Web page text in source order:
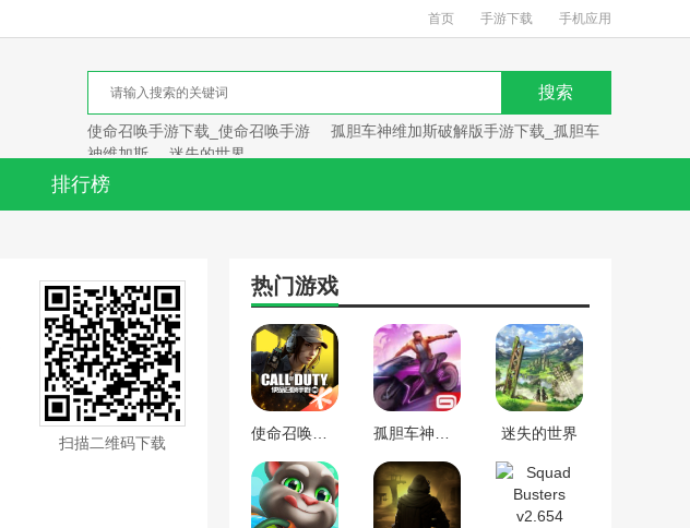
首页 手游下载 手机应用
使命召唤手游下载_使命召唤手游
孤胆车神维加斯破解版手游下载_孤胆车
神维加斯
迷失的世界
排行榜
扫描二维码下载
热门游戏
迷失的世界